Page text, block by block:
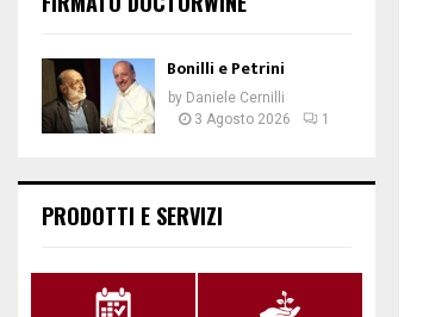
Bonilli e Petrini
by Daniele Cernilli
3 Agosto 2026
1
PRODOTTI E SERVIZI